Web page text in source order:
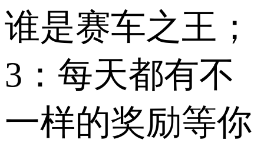
谁是赛车之王；
3：每天都有不
一样的奖励等你